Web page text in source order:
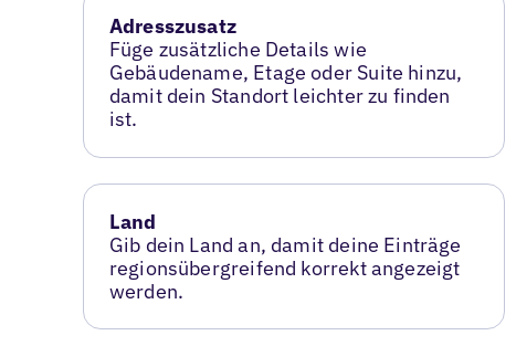
Adresszusatz
Füge zusätzliche Details wie
Gebäudename, Etage oder Suite hinzu,
damit dein Standort leichter zu finden
ist.
Land
Gib dein Land an, damit deine Einträge
regionsübergreifend korrekt angezeigt
werden.